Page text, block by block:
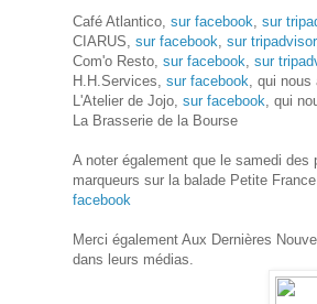
Café Atlantico, sur facebook, sur
CIARUS, sur facebook, sur tripadvisor
Com'o Resto, sur facebook, sur
H.H.Services, sur facebook, qui nous
L'Atelier de Jojo, sur facebook, qui
La Brasserie de la Bourse
A noter également que le samedi
marqueurs sur la balade Petite
facebook
Merci également Aux Dernières
dans leurs médias.